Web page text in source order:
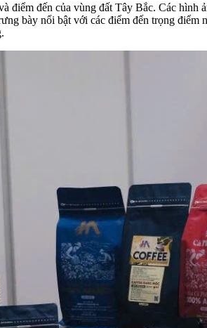
đến của vùng đất Tây Bắc. Các
bày nổi bật với các điểm đến trọng